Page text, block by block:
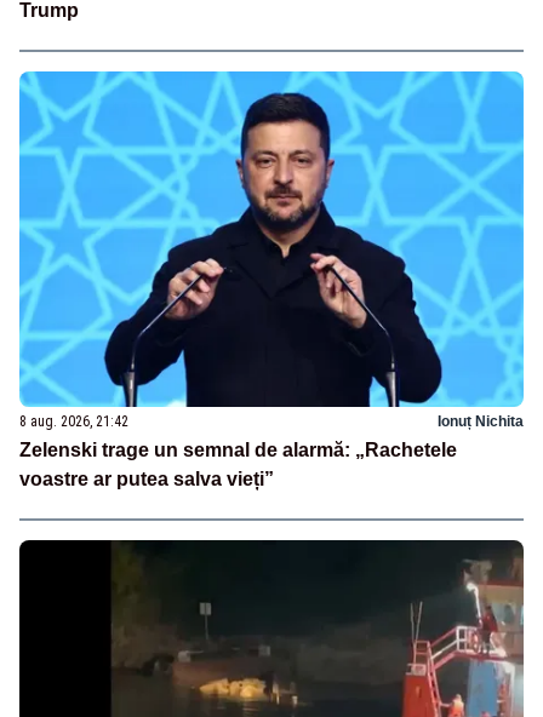
Trump
8 aug. 2026, 21:42 Ionuț Nichita
Zelenski trage un semnal de alarmă: „Rachetele
voastre ar putea salva vieți”